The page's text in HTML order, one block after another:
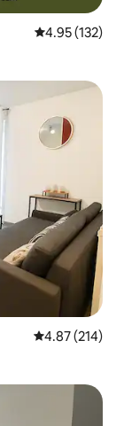
औसत रेटिंग 5 में से
4.95 (132)
औसत रेटिंग 5 में से
4.87 (214)